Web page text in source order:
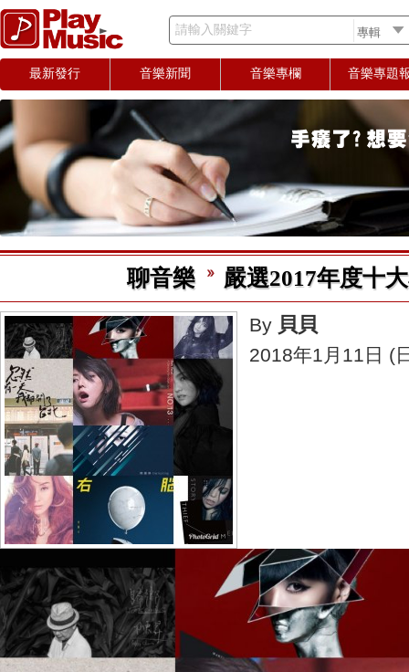
請輸入關鍵字
最新發行 音樂新聞 音樂專欄 音樂專題
聊音樂 嚴選2017年度十
By 貝貝
2018年1月11日 (